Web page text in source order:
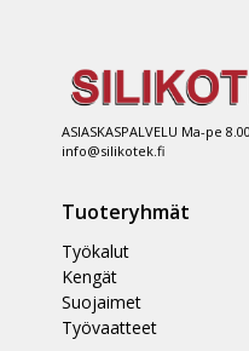
ASIASKASPALVELU Ma-pe
info@silikotek.fi
Tuoteryhmät
Työkalut
Kengät
Suojaimet
Työvaatteet